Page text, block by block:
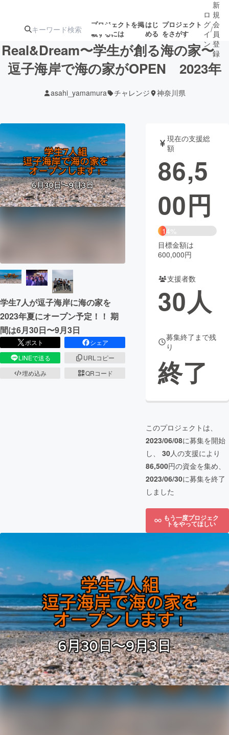
プロジェクトを掲
載するには
はじ
める
プロジェクト
をさがす
ターン
ジェクト
募集終了が近いプ
ロジェクト
されます
アート・写真 音楽
テクノロジー・ガジェット ゲーム・
映像・映画 書籍・雑誌
ビジネス・起業 チャレンジ
CAMPFIRE for Social Good
CAMPFIRE Creation
CAMPFIREふるさと納税
コミュニティ
ロ
グ
イ
ン
/
新
規
会
員
登
録
Real&Dream〜学生が創る海の家〜
逗子海岸で海の家がOPEN 2023年
asahi_yamamura チャレンジ 神奈川県
学生7人が逗子海岸に海の家を
2023年夏にオープン予定！！ 期
間は6月30日〜9月3日
ポスト
シェア
LINEで送る
URLコピー
埋め込み
QRコード
現在の支援総
額
86,5
00円
14%
目標金額は
600,000円
支援者数
30人
募集終了まで残
り
終了
このプロジェクトは、
2023/06/08に募集を開始
し、 30人の支援により
86,500円の資金を集め、
2023/06/30に募集を終了
しました
もう一度プロジェク
トをやってほしい